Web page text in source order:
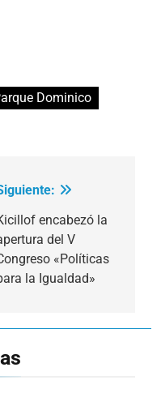
Dominico
encabezó la
del V
«Políticas
la Igualdad»